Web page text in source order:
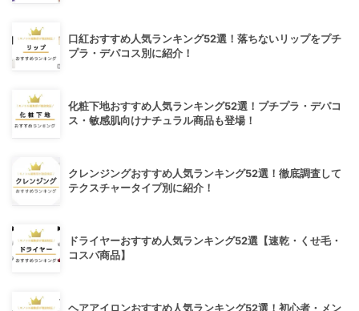
口紅おすすめ人気ランキング52選！落ちないリップをプチ
プラ・デパコス別に紹介！
化粧下地おすすめ人気ランキング52選！プチプラ・デパコ
ス・敏感肌向けナチュラル商品も登場！
クレンジングおすすめ人気ランキング52選！徹底調査して
テクスチャータイプ別に紹介！
ドライヤーおすすめ人気ランキング52選【速乾・くせ毛・
コスパ商品】
ヘアアイロンおすすめ人気ランキング52選！初心者・メン